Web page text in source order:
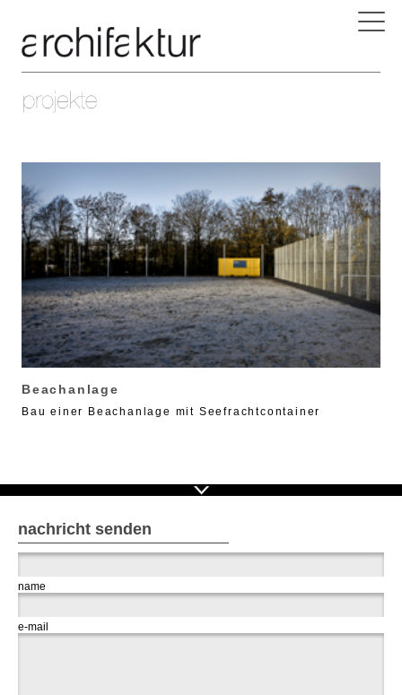
Beachanlage
Bau einer Beachanlage mit Seefrachtcontainer
nachricht senden
name
e-mail